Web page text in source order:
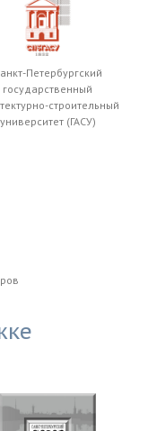
Петербургский
государственный
строительный
университет (ГАСУ)